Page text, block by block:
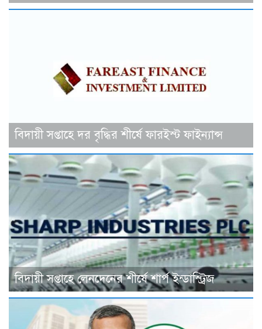
বিদায়ী সপ্তাহে দর বৃদ্ধির শীর্ষে ফারইস্ট ফাইন্যান্স
বিদায়ী সপ্তাহে লেনদেনের শীর্ষে শার্প ইন্ডাস্ট্রিজ